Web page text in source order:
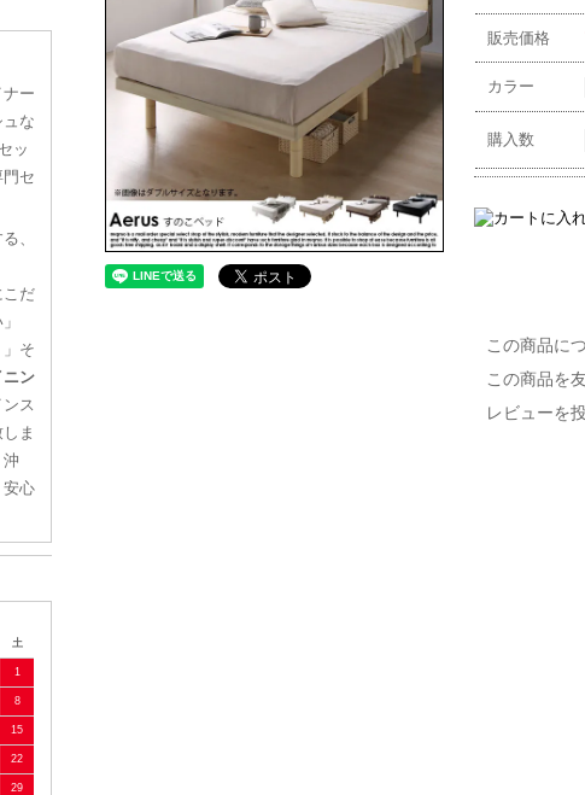
ー
な
ッ
門セ
、
こだ
」そ
ニン
ス
ま
安心
土
1
8
15
22
29
販売価格
カラー
購入数
この商品に
この商品を
レビュー